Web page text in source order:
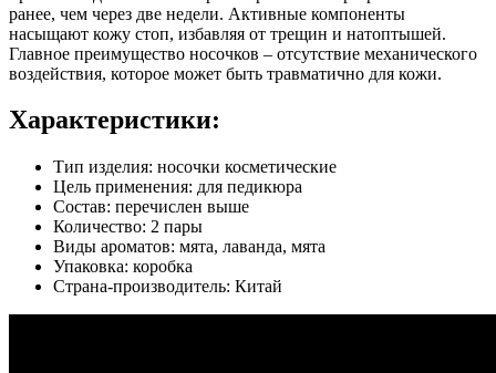
ранее, чем через две недели. Активные компоненты
насыщают кожу стоп, избавляя от трещин и натоптышей.
Главное преимущество носочков – отсутствие механического
воздействия, которое может быть травматично для кожи.
Характеристики:
Тип изделия: носочки косметические
Цель применения: для педикюра
Состав: перечислен выше
Количество: 2 пары
Виды ароматов: мята, лаванда, мята
Упаковка: коробка
Страна-производитель: Китай